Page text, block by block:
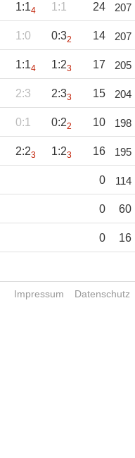
1:14 1:1 24 207
1:0 0:32 14 207
1:14 1:23 17 205
2:3 2:33 15 204
0:1 0:22 10 198
2:23 1:23 16 195
0 114
0 60
0 16
Impressum Datenschutz